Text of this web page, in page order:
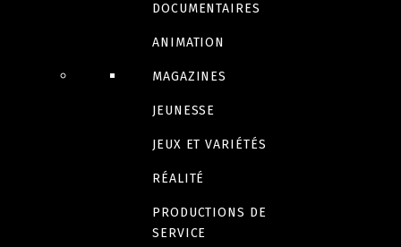
DOCUMENTAIRES
ANIMATION
MAGAZINES
JEUNESSE
JEUX ET VARIÉTÉS
RÉALITÉ
PRODUCTIONS DE
SERVICE
Être famille d’accueil